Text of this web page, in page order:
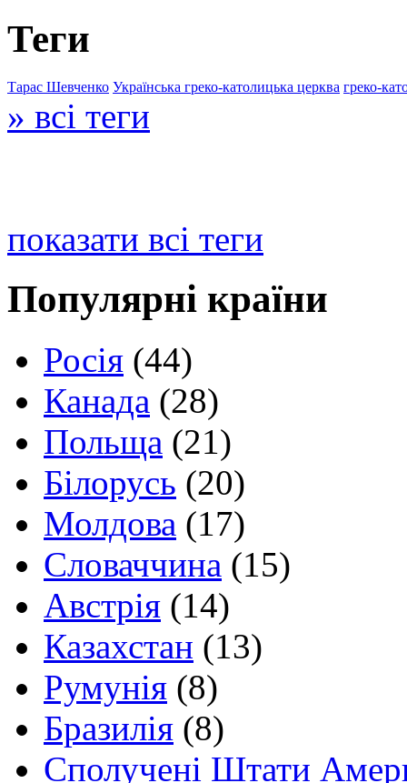
Теги
Тарас Шевченко Українська греко-католицька церква греко-
» всі теги
показати всі теги
Популярні країни
Росія (44)
Канада (28)
Польща (21)
Білорусь (20)
Молдова (17)
Словаччина (15)
Австрія (14)
Казахстан (13)
Румунія (8)
Бразилія (8)
Сполучені Штати